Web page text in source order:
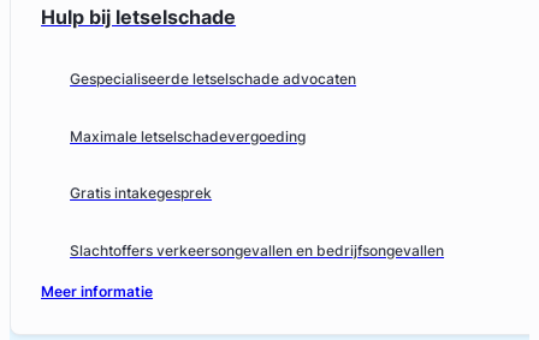
Hulp bij letselschade
Gespecialiseerde letselschade advocaten
Maximale letselschadevergoeding
Gratis intakegesprek
Slachtoffers verkeersongevallen en bedrijfsongevallen
Meer informatie